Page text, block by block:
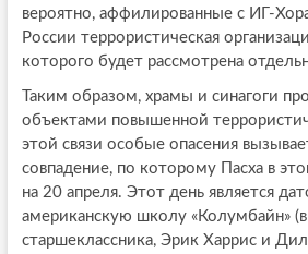
вероятно, аффилированные с ИГ-
России террористическая
которого будет рассмотрена
Таким образом, храмы и синагоги
объектами повышенной
этой связи особые опасения
совпадение, по которому Пасха в
на 20 апреля. Этот день является
американскую школу «Колумбайн» (в
старшеклассника, Эрик Харрис и